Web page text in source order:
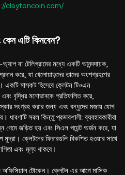
claytoncoin.com/
এটি কিনবেন?
যা টেলিগ্রামের মধ্যে একটি আনন্দদায়ক,
করে, যা খেলোয়াড়দের তাদের অংশগ্রহণের
একটি মাসকট হিসেবে ক্লেটন টিওএন
এবং বৃদ্ধির মনোভাবকে প্রতিফলিত করে,
সংগ্রহ করার জন্য এবং বন্ধুদের মজায় যোগ
ধারণাটি সরল কিন্তু প্রভাবশালী: ব্যবহারকারীরা
গেমে জড়িত হয় এবং সিএল পয়েন্ট অর্জন করে, যা
ক্লেটনের ফিচারগুলি বিকশিত হওয়ার সাথে
এবং মূল্য থাকবে।
অফিসিয়াল টোকেন। ক্লেটন এর আগে মাসিক